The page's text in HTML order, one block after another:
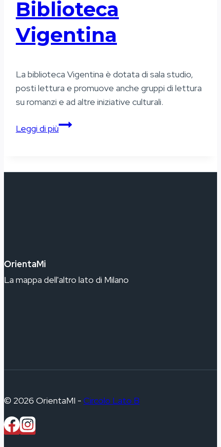
Biblioteca
Vigentina
La biblioteca Vigentina è dotata di sala studio,
posti lettura e promuove anche gruppi di lettura
su romanzi e ad altre iniziative culturali.
Leggi di piùBiblioteca
OrientaMi
La mappa dell'altro lato di Milano
© 2026 OrientaMI - Circolo Lato B